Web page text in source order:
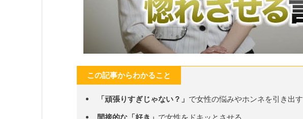
この記事からわかること
「頑張りすぎじゃない？」 で女性の悩みやホンネを引き出す